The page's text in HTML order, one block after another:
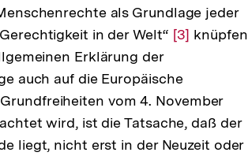
als Grundlage jeder
in der Welt“ Zur
der
Fußnote
[3] knüpfen
Erklärung der
auch auf die Europäische
vom 4. November
wird, ist die Tatsache, daß der
liegt, nicht erst in der Neuzeit oder